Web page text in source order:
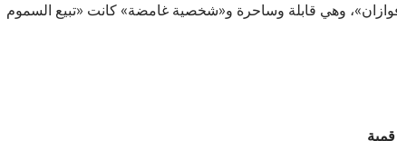
وهي قابلة وساحرة و«شخصية غامضة» كانت «تبيع السموم